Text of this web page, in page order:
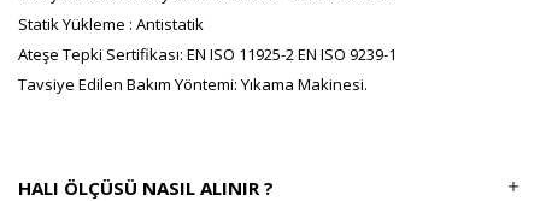
Statik Yükleme : Antistatik
Ateşe Tepki Sertifikası: EN ISO 11925-2 EN ISO 9239-1
Tavsiye Edilen Bakım Yöntemi: Yıkama Makinesi.
HALI ÖLÇÜSÜ NASIL ALINIR ?